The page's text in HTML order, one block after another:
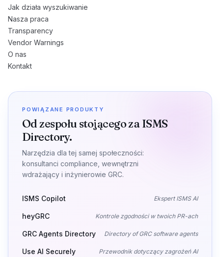
Jak działa wyszukiwanie
Nasza praca
Transparency
Vendor Warnings
O nas
Kontakt
POWIĄZANE PRODUKTY
Od zespołu stojącego za ISMS
Directory.
Narzędzia dla tej samej społeczności:
konsultanci compliance, wewnętrzni
wdrażający i inżynierowie GRC.
ISMS Copilot Ekspert ISMS AI
heyGRC Kontrole zgodności w twoich PR-ach
GRC Agents Directory Directory of GRC software agents
Use AI Securely Przewodnik dotyczący zagrożeń AI